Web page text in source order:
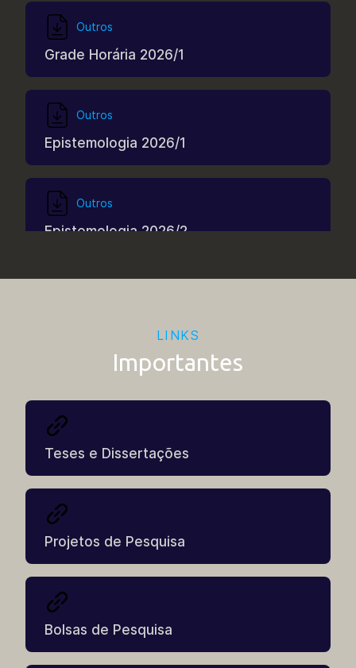
Outros
Grade Horária 2026/1
Outros
Epistemologia 2026/1
Outros
Epistemologia 2026/2
LINKS
Importantes
Teses e Dissertações
Projetos de Pesquisa
Bolsas de Pesquisa